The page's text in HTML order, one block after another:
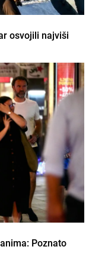
osvojili najviši
Poznato